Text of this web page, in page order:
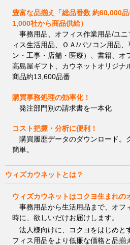
豊富な品揃え「総品番数 約60,000
1,000社から商品供給）
事務用品、オフィス作業用品/ユ
ィス生活用品、ＯＡ/パソコン用品
ン・工事・店舗・医療）、書籍、オ
高島屋ギフト、カウネットオリジ
商品約13,600品番
購買事務処理の効率化！
発注部門別の請求書を一本化
コスト把握・分析に便利！
購買履歴データのダウンロード。
簡単。
ウィズカウネットとは？
ウィズカウネットはコクヨ生まれの
事務用品から生活用品まで、オフ
時に、欲しいだけお届けします。
法人様向けに、コクヨをはじめと
フィス用品をより低廉な価格と品揃